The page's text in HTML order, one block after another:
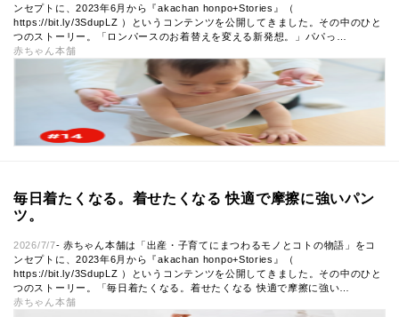
ンセプトに、2023年6月から『akachan honpo+Stories』（
https://bit.ly/3SdupLZ ）というコンテンツを公開してきました。その中のひと
つのストーリー。「ロンパースのお着替えを変える新発想。」パパっ…
赤ちゃん本舗
毎日着たくなる。着せたくなる 快適で摩擦に強いパン
ツ。
2026/7/7- 赤ちゃん本舗は「出産・子育てにまつわるモノとコトの物語」をコ
ンセプトに、2023年6月から『akachan honpo+Stories』（
https://bit.ly/3SdupLZ ）というコンテンツを公開してきました。その中のひと
つのストーリー。「毎日着たくなる。着せたくなる 快適で摩擦に強い…
赤ちゃん本舗